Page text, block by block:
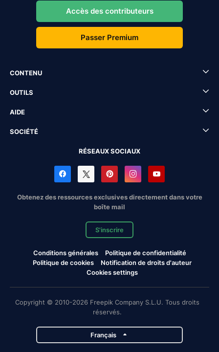
Accès des contributeurs
Passer Premium
CONTENU
OUTILS
AIDE
SOCIÉTÉ
RÉSEAUX SOCIAUX
Obtenez des ressources exclusives directement dans votre
boîte mail
S'inscrire
Conditions générales
Politique de confidentialité
Politique de cookies
Notification de droits d'auteur
Cookies settings
Copyright © 2010-2026 Freepik Company S.L.U. Tous droits
réservés.
Français